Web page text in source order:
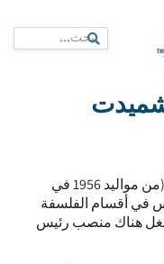
(من مواليد 1956 في
في أقسام الفلسفة
يشغل هناك منصب رئيس